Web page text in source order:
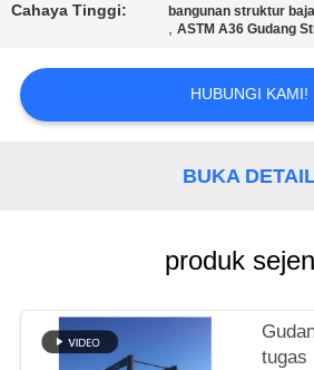
HUBUNGI
KAMI
KESALAHAN
BLOG
Cahaya Tinggi: bangunan struktur baja
,ASTM A36 Gudang
HUBUNGI KAMI!
BUKA
produk
tugas